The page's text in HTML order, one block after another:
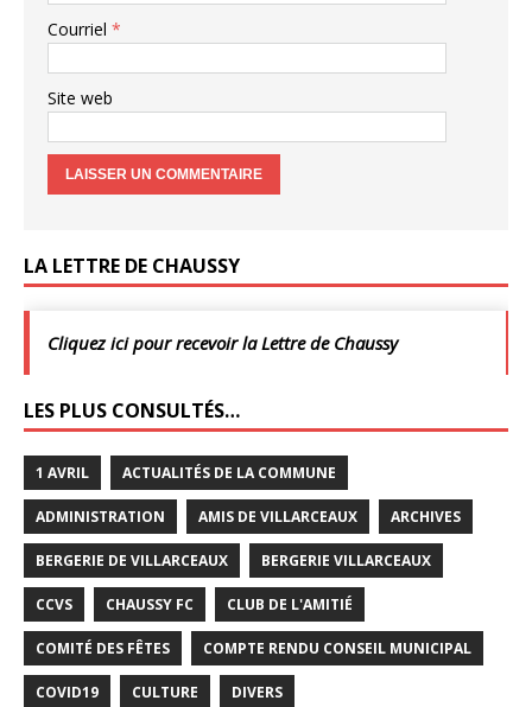
Courriel *
Site web
LA LETTRE DE CHAUSSY
Cliquez ici pour recevoir la Lettre de Chaussy
LES PLUS CONSULTÉS…
1 AVRIL ACTUALITÉS DE LA COMMUNE
ADMINISTRATION AMIS DE VILLARCEAUX ARCHIVES
BERGERIE DE VILLARCEAUX BERGERIE VILLARCEAUX
CCVS CHAUSSY FC CLUB DE L'AMITIÉ
COMITÉ DES FÊTES COMPTE RENDU CONSEIL MUNICIPAL
COVID19 CULTURE DIVERS